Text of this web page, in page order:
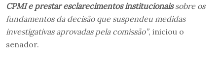
CPMI e prestar esclarecimentos institucionaissobre os
fundamentos da decisão que suspendeu medidas
investigativas aprovadas pela comissão”, iniciou o
senador.